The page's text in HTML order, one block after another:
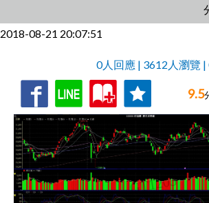
2018-08-21 20:07:51
0人回應 | 3612人瀏覽
收 追 9.5